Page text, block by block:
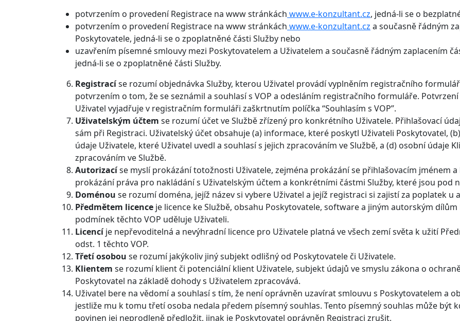
potvrzením o provedení Registrace na www stránkách www.e-konzultant.cz, jedná-li se o
potvrzením o provedení Registrace na www stránkách www.e-konzultant.cz a současně řádným
Poskytovatele, jedná-li se o zpoplatněné části Služby nebo
uzavřením písemné smlouvy mezi Poskytovatelem a Uživatelem a současně řádným zaplacením
jedná-li se o zpoplatněné části Služby.
Registracíse rozumí objednávka Služby, kterou Uživatel provádí vyplněním registračního
potvrzením o tom, že se seznámil a souhlasí s VOP a odesláním registračního formuláře. Potvrzení
Uživatel vyjadřuje v registračním formuláři zaškrtnutím políčka “Souhlasím s VOP”.
Uživatelským účtem se rozumí účet ve Službě zřízený pro konkrétního Uživatele. Přihlašovací
sám při Registraci. Uživatelský účet obsahuje (a) informace, které poskytl Uživateli Poskytovatel,
údaje Uživatele, které Uživatel uvedl a souhlasí s jejich zpracováním ve Službě, a (d) osobní údaje
zpracováním ve Službě.
Autorizacíse myslí prokázání totožnosti Uživatele, zejména prokázání se přihlašovacím jménem
prokázání práva pro nakládání s Uživatelským účtem a konkrétními částmi Služby, které jsou pod
Doménou se rozumí doména, jejíž název si vybere Uživatel a jejíž registraci si zajistí za poplatek
Předmětem licence je licence ke Službě, obsahu Poskytovatele, software a jiným autorským
podmínek těchto VOP uděluje Uživateli.
Licencíje nepřevoditelná a nevýhradní licence pro Uživatele platná ve všech zemí světa k užití
odst. 1 těchto VOP.
Třetí osobou se rozumí jakýkoliv jiný subjekt odlišný od Poskytovatele či Uživatele.
Klientem se rozumí klient či potenciální klient Uživatele, subjekt údajů ve smyslu zákona o
Poskytovatel na základě dohody s Uživatelem zpracovává.
Uživatel bere na vědomí a souhlasí s tím, že není oprávněn uzavírat smlouvu s Poskytovatelem a
jestliže mu k tomu třetí osoba nedala předem písemný souhlas. Tento písemný souhlas může být
povinen jej neprodleně předložit, jinak je Poskytovatel oprávněn Registraci zrušit.